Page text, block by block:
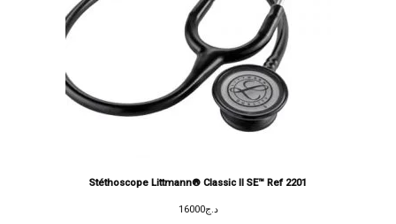
Stéthoscope Littmann® Classic II SE™ Ref 2201
د.ج16000